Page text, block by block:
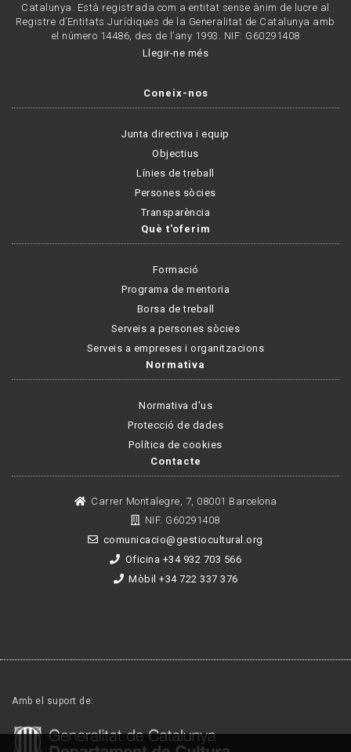
Catalunya. Està registrada com a entitat sense ànim de lucre al
Registre d’Entitats Jurídiques de la Generalitat de Catalunya amb
el número 14486, des de l’any 1993. NIF: G60291408
Llegir-ne més
Coneix-nos
Junta directiva i equip
Objectius
Línies de treball
Persones sòcies
Transparència
Què t'oferim
Formació
Programa de mentoria
Borsa de treball
Serveis a persones sòcies
Serveis a empreses i organitzacions
Normativa
Normativa d'us
Protecció de dades
Política de cookies
Contacte
Carrer Montalegre, 7, 08001 Barcelona
NIF. G60291408
comunicacio@gestiocultural.org
Oficina +34 932 703 566
Mòbil +34 722 337 376
Amb el suport de: